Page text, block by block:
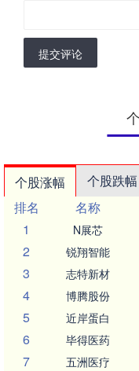
提交评论
个股涨幅 个股跌幅
排名
名称
1
N展芯
2 锐翔智能
3 志特新材
4 博腾股份
5 近岸蛋白
6 毕得医药
7 五洲医疗